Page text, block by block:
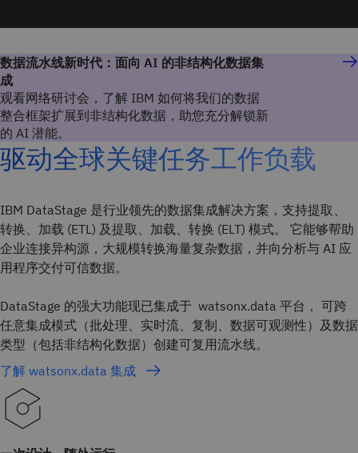
数据流水线新时代：面向 AI 的非结构化数据集
成
观看网络研讨会，了解 IBM 如何将我们的数据
整合框架扩展到非结构化数据，助您充分解锁新
的 AI 潜能。
驱动全球关键任务工作负载
IBM DataStage 是行业领先的数据集成解决方案，支持提取、
转换、加载 (ETL) 及提取、加载、转换 (ELT) 模式。 它能够帮助
企业连接异构源，大规模转换海量复杂数据，并向分析与 AI 应
用程序交付可信数据。
DataStage 的强大功能现已集成于 watsonx.data 平台， 可跨
任意集成模式（批处理、实时流、复制、数据可观测性）及数据
类型（包括非结构化数据）创建可复用流水线。
了解 watsonx.data 集成